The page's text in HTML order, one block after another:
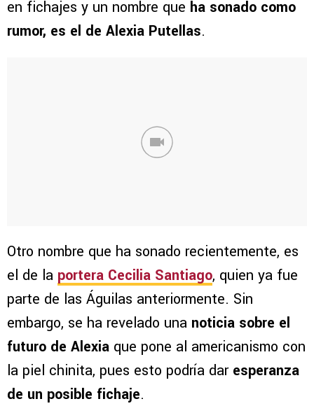
en fichajes y un nombre que ha sonado como
rumor, es el de Alexia Putellas.
Otro nombre que ha sonado recientemente, es
el de la portera Cecilia Santiago, quien ya fue
parte de las Águilas anteriormente. Sin
embargo, se ha revelado una noticia sobre el
futuro de Alexia que pone al americanismo con
la piel chinita, pues esto podría dar esperanza
de un posible fichaje.